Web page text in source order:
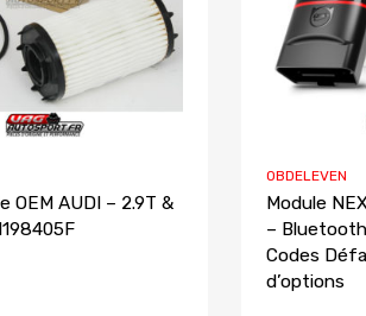
OEM AUDI – 2.9T &
OBDELEVEN
Module
–
Codes
d’options